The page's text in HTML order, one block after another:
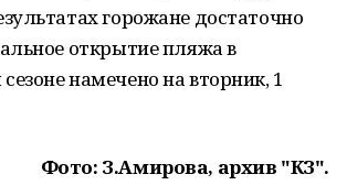
горожане достаточно
открытие пляжа в
намечено на вторник, 1
Фото: З.Амирова, архив "КЗ".